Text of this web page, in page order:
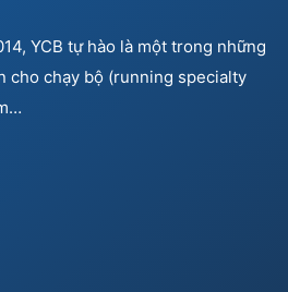
YCB tự hào là một trong những
cho chạy bộ (running specialty